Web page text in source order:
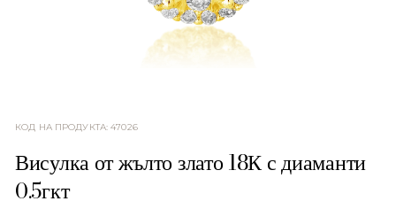
КОД НА ПРОДУКТА:47026
Висулка от жълто злато 18К с диаманти
0.5гкт